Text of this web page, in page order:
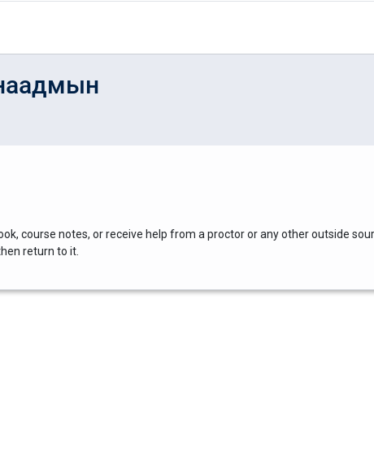
course notes, or receive help from a proctor or any other outside
return to it.